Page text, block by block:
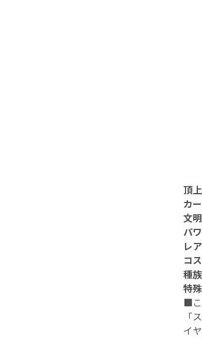
頂
カ
文明
パ
レ
コ
種族
特
■
「
イ